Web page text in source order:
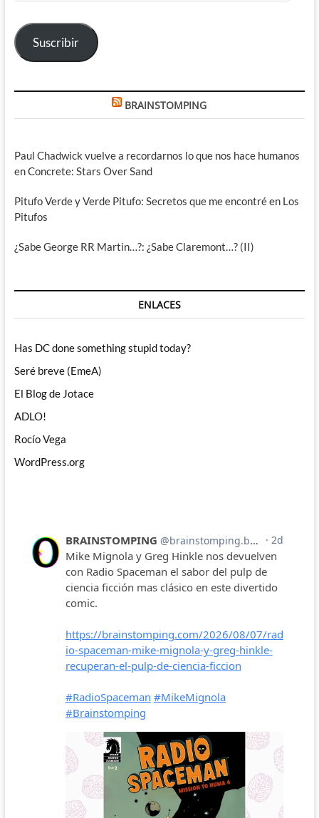
electrónico
Suscribir
BRAINSTOMPING
Paul Chadwick vuelve a recordarnos lo que nos hace humanos
en Concrete: Stars Over Sand
Pitufo Verde y Verde Pitufo: Secretos que me encontré en Los
Pitufos
¿Sabe George RR Martin…?: ¿Sabe Claremont…? (II)
ENLACES
Has DC done something stupid today?
Seré breve (EmeA)
El Blog de Jotace
ADLO!
Rocío Vega
WordPress.org